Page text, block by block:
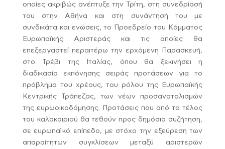
οποίες ακριβώς ανέπτυξε την Τρίτη, στη συνεδρίασή
του στην Αθήνα και στη συνάντησή του με
συνδικάτα και ενώσεις, το Προεδρείο του Κόμματος
Ευρωπαϊκής Αριστεράς και τις οποίες θα
επεξεργαστεί περαιτέρω την ερχόμενη Παρασκευή,
στο Τρέβι της Ιταλίας, όπου θα ξεκινήσει η
διαδικασία εκπόνησης σειράς προτάσεων για το
πρόβλημα του χρέους, του ρόλου της Ευρωπαϊκής
Κεντρικής Τράπεζας, των νέων προσανατολισμών
της ευρωοικοδόμησης. Προτάσεις που από το τέλος
του καλοκαιριού θα τεθούν προς δημόσια συζήτηση,
σε ευρωπαϊκό επίπεδο, με στόχο την εξεύρεση των
απαραίτητων συγκλίσεων μεταξύ αριστερών